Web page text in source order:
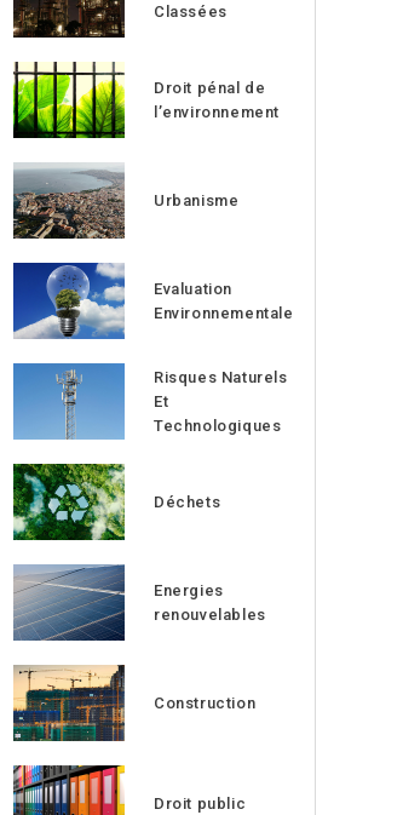
Classées
Droit pénal de
l’environnement
Urbanisme
Evaluation
Environnementale
Risques Naturels
Et
Technologiques
Déchets
Energies
renouvelables
Construction
Droit public